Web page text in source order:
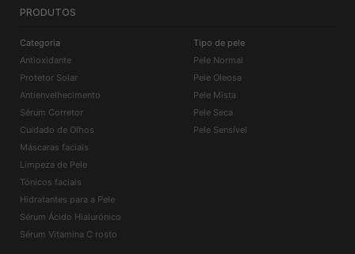
PRODUTOS
Categoria
Antioxidante
Protetor Solar
Antienvelhecimento
Sérum Corretor
Cuidado de Olhos
Máscaras faciais
Limpeza de Pele
Tónicos faciais
Hidratantes para a Pele
Sérum Ácido Hialurónico
Sérum Vitamina C rosto
Tipo de pele
Pele Normal
Pele Oleosa
Pele Mista
Pele Seca
Pele Sensível